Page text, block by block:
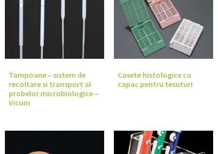
Tampoane – sistem de
recoltare si transport al
probelor microbiologice –
Vicum
Casete histologice cu
capac pentru tesuturi